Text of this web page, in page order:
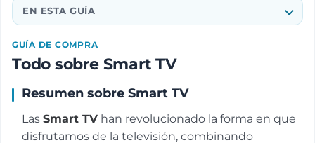
EN ESTA GUÍA
GUÍA DE COMPRA
Todo sobre Smart TV
Resumen sobre Smart TV
Las Smart TV han revolucionado la forma en que
disfrutamos de la televisión, combinando